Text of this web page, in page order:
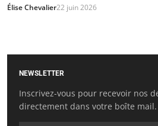
Élise Chevalier22 juin 2026
NEWSLETTER
Inscrivez-vous pour recevoir nos
directement dans votre boîte mail.